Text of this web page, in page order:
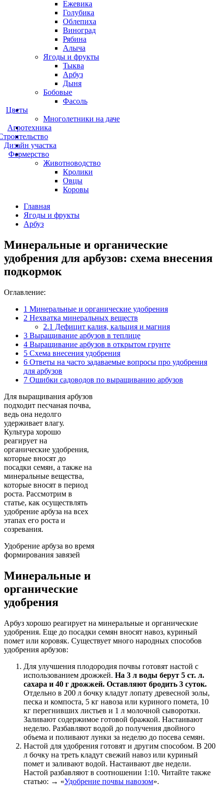
Ежевика
Голубика
Облепиха
Виноград
Рябина
Алыча
Ягоды и фрукты
Тыква
Арбуз
Дыня
Бобовые
Фасоль
Цветы
Многолетники на даче
Агротехника
Дизайн участка
Фермерство
Животноводство
Кролики
Овцы
Коровы
Главная
Ягоды и фрукты
Арбуз
Минеральные и органические
удобрения для арбузов: схема внесения
подкормок
Оглавление:
1 Минеральные и органические удобрения
2 Нехватка минеральных веществ
2.1 Дефицит калия, кальция и магния
3 Выращивание арбузов в теплице
4 Выращивание арбузов в открытом грунте
5 Схема внесения удобрения
6 Ответы на часто задаваемые вопросы про удобрения
для арбузов
7 Ошибки садоводов по выращиванию арбузов
Для выращивания арбузов
подходит песчаная почва,
ведь она недолго
удерживает влагу.
Культура хорошо
реагирует на
органические удобрения,
которые вносят до
посадки семян, а также на
минеральные вещества,
которые вносят в период
роста. Рассмотрим в
статье, как осуществлять
удобрение арбуза на всех
этапах его роста и
созревания.
Удобрение арбуза во время
формирования завязей
Минеральные и
органические
удобрения
Арбуз хорошо реагирует на минеральные и органические
удобрения. Еще до посадки семян вносят навоз, куриный
помет или коровяк. Существует много народных способов
удобрения арбузов:
Для улучшения плодородия почвы готовят настой с
использованием дрожжей. На 3 л воды берут 5 ст. л.
сахара и 40 г дрожжей. Оставляют бродить 3 суток.
Отдельно в 200 л бочку кладут лопату древесной золы,
песка и компоста, 5 кг навоза или куриного помета, 10
кг перегнивших листьев и 1 л молочной сыворотки.
Заливают содержимое готовой бражкой. Настаивают
неделю. Разбавляют водой до получения двойного
объема и поливают лунки за неделю до посева семян.
Настой для удобрения готовят и другим способом. В 200
л бочку на треть кладут свежий навоз или куриный
помет и заливают водой. Настаивают две недели.
Настой разбавляют в соотношении 1:10. Читайте также
статью: → «Удобрение почвы навозом».